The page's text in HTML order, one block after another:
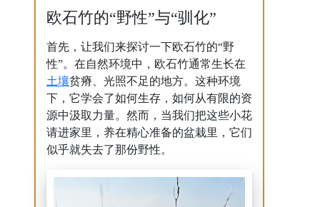
欧石竹的“野性”与“驯化”
首先，让我们来探讨一下欧石竹的“野
性”。在自然环境中，欧石竹通常生长在
土壤贫瘠、光照不足的地方。这种环境
下，它学会了如何生存，如何从有限的资
源中汲取力量。然而，当我们把这些小花
请进家里，养在精心准备的盆栽里，它们
似乎就失去了那份野性。